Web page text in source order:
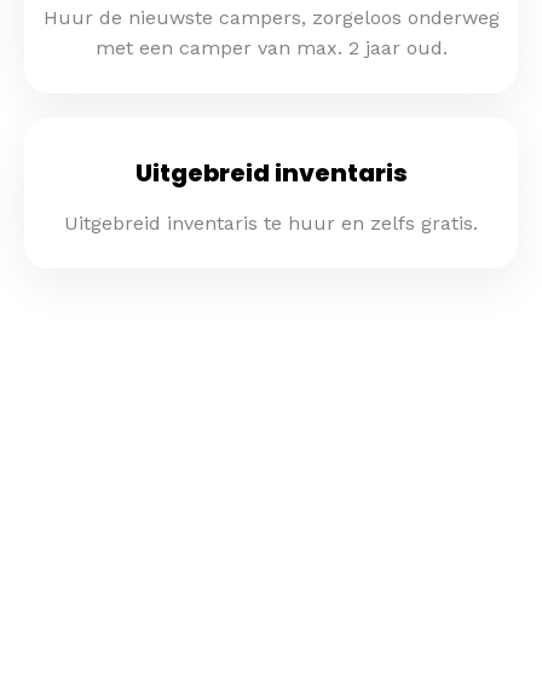
Huur de nieuwste campers, zorgeloos onderweg
met een camper van max. 2 jaar oud.
Uitgebreid inventaris
Uitgebreid inventaris te huur en zelfs gratis.